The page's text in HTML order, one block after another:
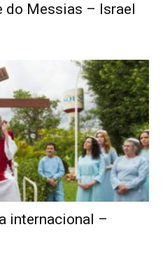
do Messias – Israel
internacional –